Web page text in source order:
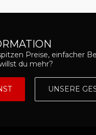
Preise, einfacher
du mehr?
UNSERE